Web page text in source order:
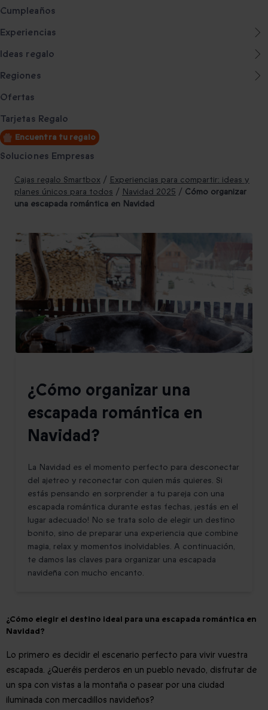
Cumpleaños
Experiencias
Ideas regalo
Regiones
Ofertas
Tarjetas Regalo
Encuentra tu regalo
Soluciones Empresas
Cajas regalo Smartbox / Experiencias para compartir: ideas y
planes únicos para todos / Navidad 2025 / Cómo organizar
una escapada romántica en Navidad
¿Cómo organizar una
escapada romántica en
Navidad?
La Navidad es el momento perfecto para desconectar
del ajetreo y reconectar con quien más quieres. Si
estás pensando en sorprender a tu pareja con una
escapada romántica durante estas fechas, ¡estás en el
lugar adecuado! No se trata solo de elegir un destino
bonito, sino de preparar una experiencia que combine
magia, relax y momentos inolvidables. A continuación,
te damos las claves para organizar una escapada
navideña con mucho encanto.
¿Cómo elegir el destino ideal para una escapada romántica en
Navidad?
Lo primero es decidir el escenario perfecto para vivir vuestra
escapada. ¿Queréis perderos en un pueblo nevado, disfrutar de
un spa con vistas a la montaña o pasear por una ciudad
iluminada con mercadillos navideños?